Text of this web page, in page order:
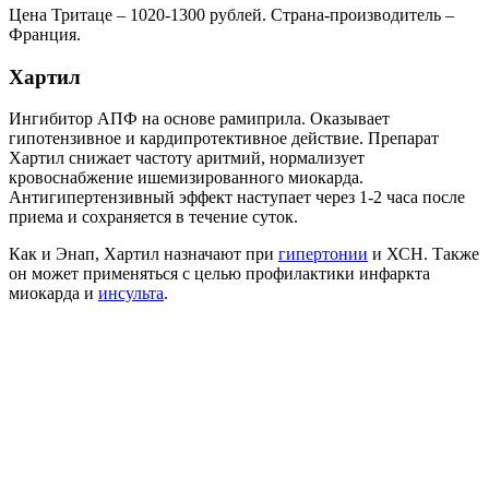
Цена Тритаце – 1020-1300 рублей. Страна-производитель –
Франция.
Хартил
Ингибитор АПФ на основе рамиприла. Оказывает
гипотензивное и кардипротективное действие. Препарат
Хартил снижает частоту аритмий, нормализует
кровоснабжение ишемизированного миокарда.
Антигипертензивный эффект наступает через 1-2 часа после
приема и сохраняется в течение суток.
Как и Энап, Хартил назначают при гипертонии и ХСН. Также
он может применяться с целью профилактики инфаркта
миокарда и инсульта.